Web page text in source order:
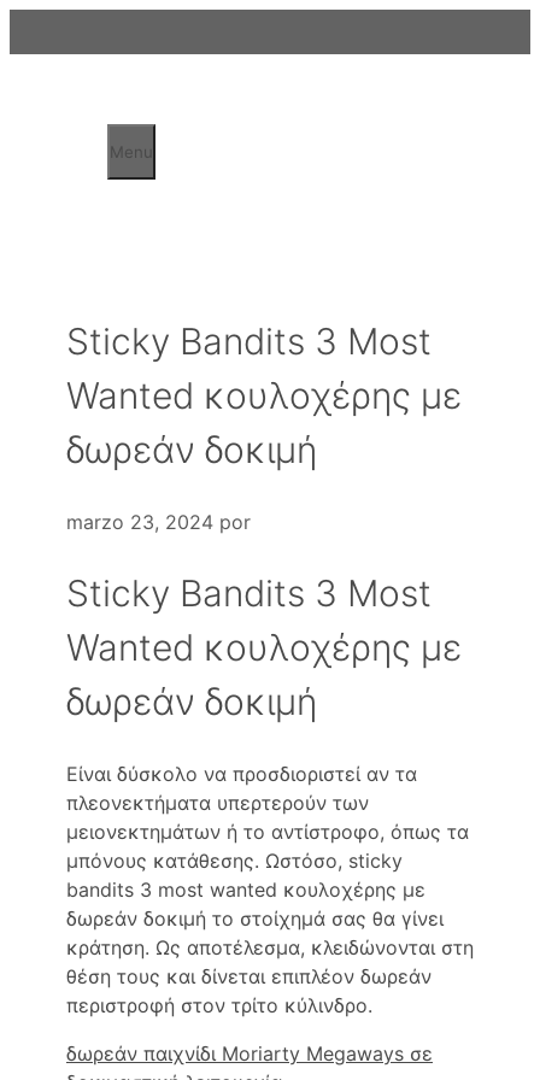
al
Menu
Sticky Bandits 3 Most
Wanted κουλοχέρης με
δωρεάν δοκιμή
marzo 23, 2024 por
Sticky Bandits 3 Most
Wanted κουλοχέρης με
δωρεάν δοκιμή
Είναι δύσκολο να προσδιοριστεί αν τα
πλεονεκτήματα υπερτερούν των
μειονεκτημάτων ή το αντίστροφο, όπως τα
μπόνους κατάθεσης. Ωστόσο, sticky
bandits 3 most wanted κουλοχέρης με
δωρεάν δοκιμή το στοίχημά σας θα γίνει
κράτηση. Ως αποτέλεσμα, κλειδώνονται στη
θέση τους και δίνεται επιπλέον δωρεάν
περιστροφή στον τρίτο κύλινδρο.
δωρεάν παιχνίδι Moriarty Megaways σε